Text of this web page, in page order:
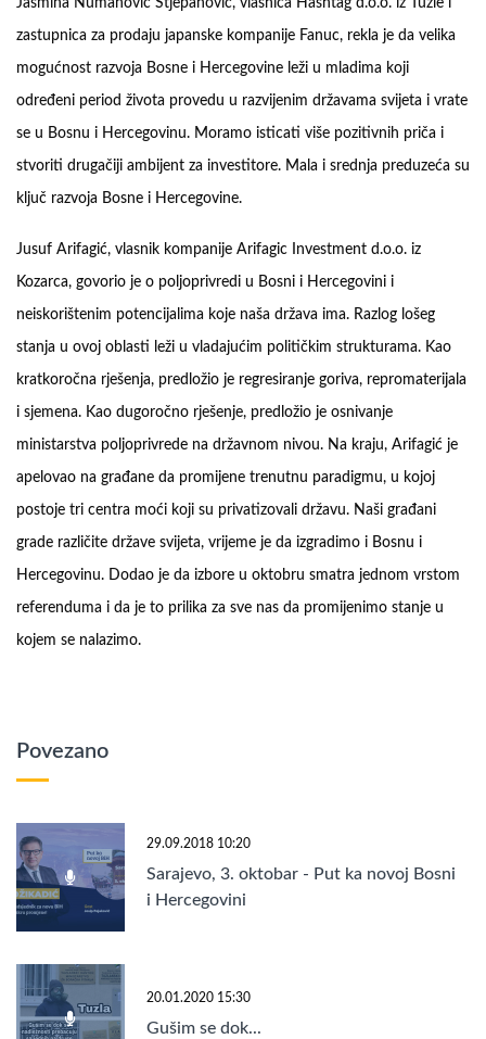
Jasmina Numanović Stjepanović, vlasnica Hashtag d.o.o. iz Tuzle i
zastupnica za prodaju japanske kompanije Fanuc, rekla je da velika
mogućnost razvoja Bosne i Hercegovine leži u mladima koji
određeni period života provedu u razvijenim državama svijeta i vrate
se u Bosnu i Hercegovinu. Moramo isticati više pozitivnih priča i
stvoriti drugačiji ambijent za investitore. Mala i srednja preduzeća su
ključ razvoja Bosne i Hercegovine.
Jusuf Arifagić, vlasnik kompanije Arifagic Investment d.o.o. iz
Kozarca, govorio je o poljoprivredi u Bosni i Hercegovini i
neiskorištenim potencijalima koje naša država ima. Razlog lošeg
stanja u ovoj oblasti leži u vladajućim političkim strukturama. Kao
kratkoročna rješenja, predložio je regresiranje goriva, repromaterijala
i sjemena. Kao dugoročno rješenje, predložio je osnivanje
ministarstva poljoprivrede na državnom nivou. Na kraju, Arifagić je
apelovao na građane da promijene trenutnu paradigmu, u kojoj
postoje tri centra moći koji su privatizovali državu. Naši građani
grade različite države svijeta, vrijeme je da izgradimo i Bosnu i
Hercegovinu. Dodao je da izbore u oktobru smatra jednom vrstom
referenduma i da je to prilika za sve nas da promijenimo stanje u
kojem se nalazimo.
Povezano
29.09.2018 10:20
Sarajevo, 3. oktobar - Put ka novoj Bosni
i Hercegovini
20.01.2020 15:30
Gušim se dok...